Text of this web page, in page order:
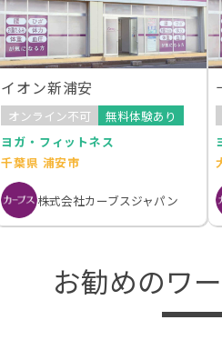
イオン新浦安
オンライン不可
無料体験あり
ヨガ・フィットネス
千葉県 浦安市
株式会社カーブスジャパン
お勧めのワ